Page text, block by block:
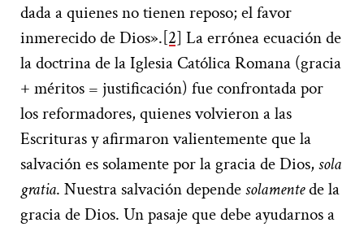
dada a quienes no tienen reposo; el favor
inmerecido de Dios».[2] La errónea ecuación de
la doctrina de la Iglesia Católica Romana (gracia
+ méritos = justificación) fue confrontada por
los reformadores, quienes volvieron a las
Escrituras y afirmaron valientemente que la
salvación es solamente por la gracia de Dios, sola
gratia. Nuestra salvación dependesolamentede la
gracia de Dios. Un pasaje que debe ayudarnos a